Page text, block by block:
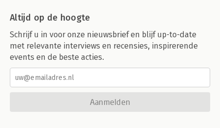
Altijd op de hoogte
Schrijf u in voor onze nieuwsbrief en blijf up-to-date
met relevante interviews en recensies, inspirerende
events en de beste acties.
Aanmelden